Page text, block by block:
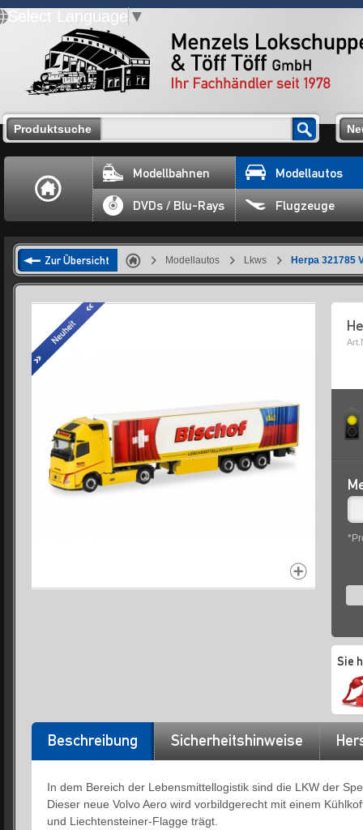
Select Language ▼
Produktsuche
Modellbahnen Modellautos
DVDs / Blu-Rays Flugzeuge
Zur Übersicht Modellautos Lkws Herpa 321785
Sie
Beschreibung Sicherheitshinweise
In dem Bereich der Lebensmittellogistik sind die LKW der
Dieser neue Volvo Aero wird vorbildgerecht mit einem
und Liechtensteiner-Flagge trägt.